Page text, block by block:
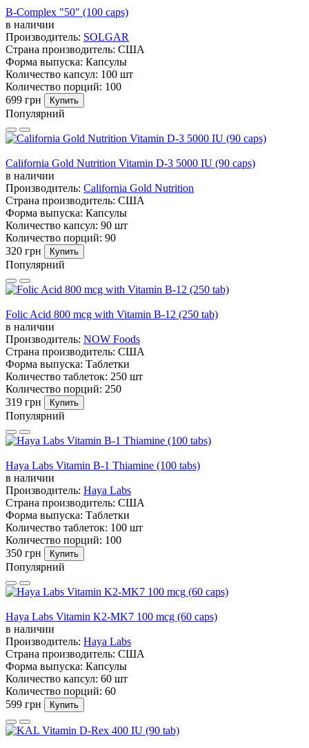
B-Complex "50" (100 caps)
в наличии
Производитель: SOLGAR
Страна производитель: США
Форма выпуска: Капсулы
Количество капсул: 100 шт
Количество порций: 100
699 грн
Купить
Популярний
California Gold Nutrition Vitamin D-3 5000 IU (90 caps)
в наличии
Производитель: California Gold Nutrition
Страна производитель: США
Форма выпуска: Капсулы
Количество капсул: 90 шт
Количество порций: 90
320 грн
Купить
Популярний
Folic Acid 800 mcg with Vitamin B-12 (250 tab)
в наличии
Производитель: NOW Foods
Страна производитель: США
Форма выпуска: Таблетки
Количество таблеток: 250 шт
Количество порций: 250
319 грн
Купить
Популярний
Haya Labs Vitamin B-1 Thiamine (100 tabs)
в наличии
Производитель: Haya Labs
Страна производитель: США
Форма выпуска: Таблетки
Количество таблеток: 100 шт
Количество порций: 100
350 грн
Купить
Популярний
Haya Labs Vitamin K2-MK7 100 mcg (60 caps)
в наличии
Производитель: Haya Labs
Страна производитель: США
Форма выпуска: Капсулы
Количество капсул: 60 шт
Количество порций: 60
599 грн
Купить